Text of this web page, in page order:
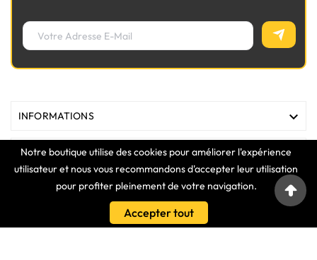
Notre boutique utilise des cookies pour améliorer l'expérience
utilisateur et nous vous recommandons d'accepter leur utilisation
pour profiter pleinement de votre navigation.
Accepter tout
INFORMATIONS 
MAGASIN 

VOTRE COMPTE 